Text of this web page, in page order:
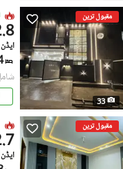
مقبول ترین
33
2.8
شامل
مقبول ترین
2.7